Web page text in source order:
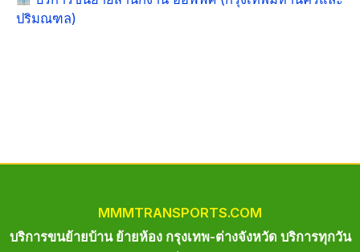
ปริมณฑล)
MMMTRANSPORTS.COM
บริการขนย้ายบ้าน ย้ายห้อง กรุงเทพ-ต่างจังหวัด บริการทุกวัน